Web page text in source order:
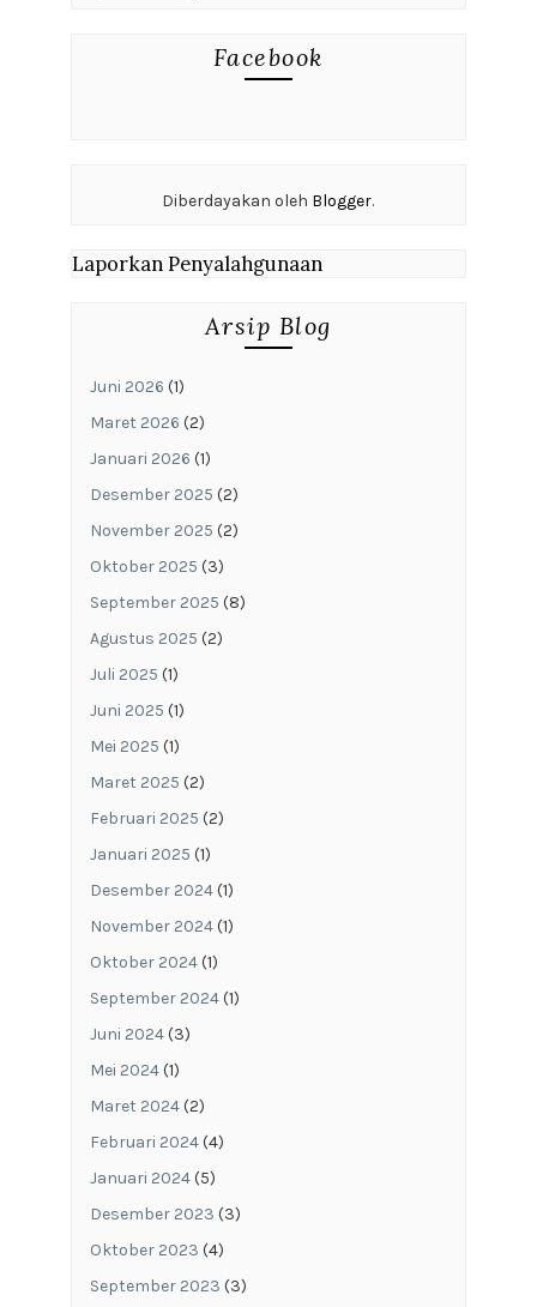
Facebook
Diberdayakan oleh Blogger.
Laporkan Penyalahgunaan
Arsip Blog
Juni 2026 (1)
Maret 2026 (2)
Januari 2026 (1)
Desember 2025 (2)
November 2025 (2)
Oktober 2025 (3)
September 2025 (8)
Agustus 2025 (2)
Juli 2025 (1)
Juni 2025 (1)
Mei 2025 (1)
Maret 2025 (2)
Februari 2025 (2)
Januari 2025 (1)
Desember 2024(1)
November 2024(1)
Oktober 2024(1)
September 2024(1)
Juni 2024(3)
Mei 2024(1)
Maret 2024(2)
Februari 2024(4)
Januari 2024(5)
Desember 2023 (3)
Oktober 2023 (4)
September 2023 (3)